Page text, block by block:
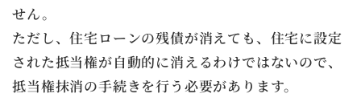
せん。
ただし、住宅ローンの残債が消えても、住宅に設定
された抵当権が自動的に消えるわけではないので、
抵当権抹消の手続きを行う必要があります。